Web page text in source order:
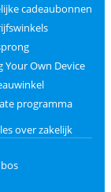
cadeaubonnen
Your Own Device
programma
over zakelijk